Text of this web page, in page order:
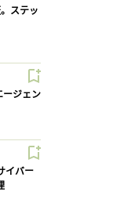
ステッ
ージェン
イバー